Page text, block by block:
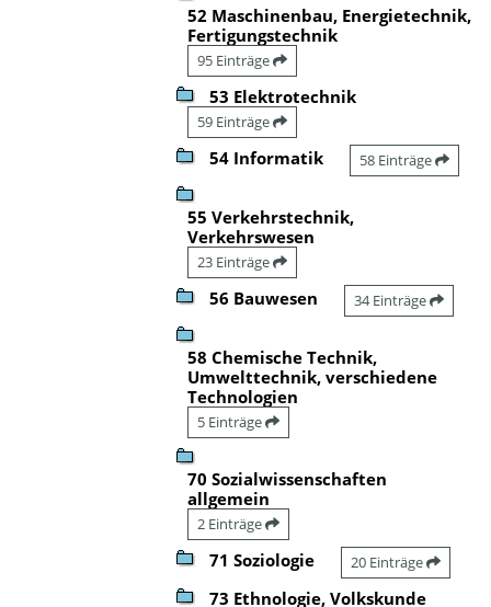
52 Maschinenbau, Energietechnik,
Fertigungstechnik
95 Einträge
53 Elektrotechnik
59 Einträge
54 Informatik 58 Einträge
55 Verkehrstechnik,
Verkehrswesen
23 Einträge
56 Bauwesen 34 Einträge
58 Chemische Technik,
Umwelttechnik, verschiedene
Technologien
5 Einträge
70 Sozialwissenschaften
allgemein
2 Einträge
71 Soziologie 20 Einträge
73 Ethnologie, Volkskunde